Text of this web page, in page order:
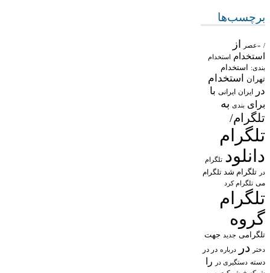
برچسب‌ها
/ «عصر از
استخدام استخدام
بندی: استخدام
تهران
استخدام
در
ایران ایرانی با
برای بندی به
تلگرام/
تلگرام
دانلود تلگرام
در تلگرام شد تلگرام
می تلگرام کرد
تلگرام
گروه
تلگرامی جدید جهت
دختر در درباره در در
دسته دستگیری در را